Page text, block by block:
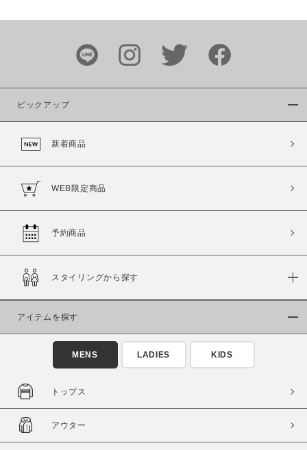
ピックアップ
新着商品
WEB限定商品
予約商品
スタイリングから探す
アイテムを探す
MENS LADIES KIDS
トップス
アウター